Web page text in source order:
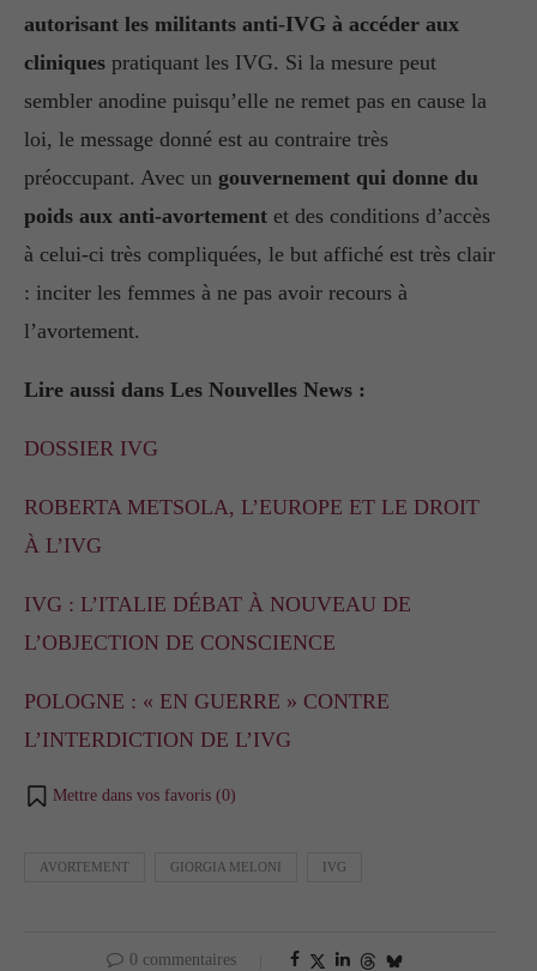
autorisant les militants anti-IVG à accéder aux
cliniques pratiquant les IVG. Si la mesure peut
sembler anodine puisqu’elle ne remet pas en cause la
loi, le message donné est au contraire très
préoccupant. Avec un gouvernement qui donne du
poids aux anti-avortement et des conditions d’accès
à celui-ci très compliquées, le but affiché est très clair
: inciter les femmes à ne pas avoir recours à
l’avortement.
Lire aussi dans Les Nouvelles News :
DOSSIER IVG
ROBERTA METSOLA, L’EUROPE ET LE DROIT
À L’IVG
IVG : L’ITALIE DÉBAT À NOUVEAU DE
L’OBJECTION DE CONSCIENCE
POLOGNE : « EN GUERRE » CONTRE
L’INTERDICTION DE L’IVG
Mettre dans vos favoris (0)
AVORTEMENT GIORGIA MELONI IVG
0 commentaires